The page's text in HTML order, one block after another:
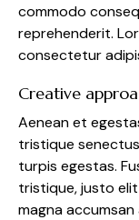
commodo
reprehenderit.
consectetur
Creative
Aenean et
tristique
turpis egestas.
tristique, justo
magna